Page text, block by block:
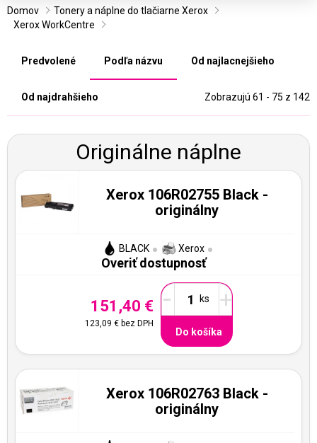
Domov
Tonery a náplne do tlačiarne Xerox
Xerox WorkCentre
Predvolené Podľa názvu Od najlacnejšieho
Od najdrahšieho Zobrazujú 61 - 75 z 142
Originálne náplne
Xerox 106R02755 Black -
originálny
BLACK Xerox
Overiť dostupnosť
151,40 €
123,09 €bez DPH
- +
Do košíka
Xerox 106R02763 Black -
originálny